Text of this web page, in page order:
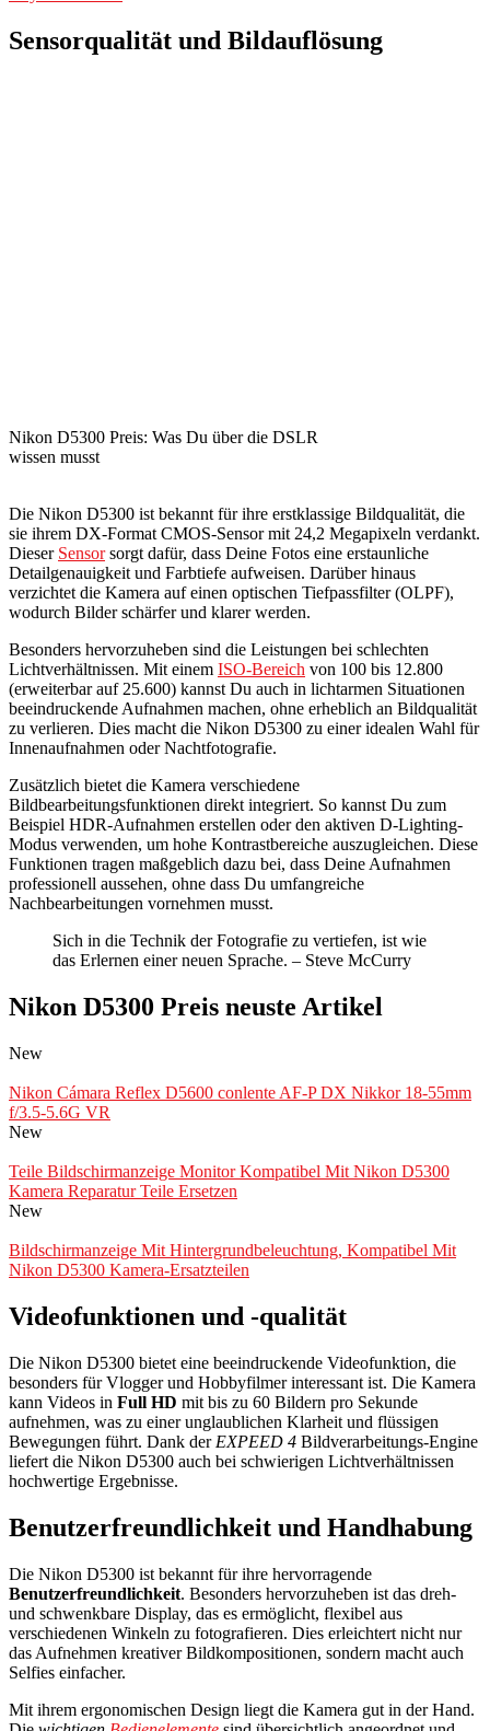
Sensorqualität und Bildauflösung
Nikon D5300 Preis: Was Du über die DSLR
wissen musst
Die Nikon D5300 ist bekannt für ihre erstklassige Bildqualität, die
sie ihrem DX-Format CMOS-Sensor mit 24,2 Megapixeln verdankt.
Dieser Sensorsorgt dafür, dass Deine Fotos eine erstaunliche
Detailgenauigkeit und Farbtiefe aufweisen. Darüber hinaus
verzichtet die Kamera auf einen optischen Tiefpassfilter (OLPF),
wodurch Bilder schärfer und klarer werden.
Besonders hervorzuheben sind die Leistungen bei schlechten
Lichtverhältnissen. Mit einem ISO-Bereich von 100 bis 12.800
(erweiterbar auf 25.600) kannst Du auch in lichtarmen Situationen
beeindruckende Aufnahmen machen, ohne erheblich an Bildqualität
zu verlieren. Dies macht die Nikon D5300 zu einer idealen Wahl für
Innenaufnahmen oder Nachtfotografie.
Zusätzlich bietet die Kamera verschiedene
Bildbearbeitungsfunktionen direkt integriert. So kannst Du zum
Beispiel HDR-Aufnahmen erstellen oder den aktiven D-Lighting-
Modus verwenden, um hohe Kontrastbereiche auszugleichen. Diese
Funktionen tragen maßgeblich dazu bei, dass Deine Aufnahmen
professionell aussehen, ohne dass Du umfangreiche
Nachbearbeitungen vornehmen musst.
Sich in die Technik der Fotografie zu vertiefen, ist wie
das Erlernen einer neuen Sprache. – Steve McCurry
Nikon D5300 Preis neuste Artikel
New
Nikon Cámara Reflex D5600 conlente AF-P DX Nikkor 18-55mm
f/3.5-5.6G VR
New
Teile Bildschirmanzeige Monitor Kompatibel Mit Nikon D5300
Kamera Reparatur Teile Ersetzen
New
Bildschirmanzeige Mit Hintergrundbeleuchtung, Kompatibel Mit
Nikon D5300 Kamera-Ersatzteilen
Videofunktionen und -qualität
Die Nikon D5300 bietet eine beeindruckende Videofunktion, die
besonders für Vlogger und Hobbyfilmer interessant ist. Die Kamera
kann Videos in Full HD mit bis zu 60 Bildern pro Sekunde
aufnehmen, was zu einer unglaublichen Klarheit und flüssigen
Bewegungen führt. Dank der EXPEED 4 Bildverarbeitungs-Engine
liefert die Nikon D5300 auch bei schwierigen Lichtverhältnissen
hochwertige Ergebnisse.
Benutzerfreundlichkeit und Handhabung
Die Nikon D5300 ist bekannt für ihre hervorragende
Benutzerfreundlichkeit. Besonders hervorzuheben ist das dreh-
und schwenkbare Display, das es ermöglicht, flexibel aus
verschiedenen Winkeln zu fotografieren. Dies erleichtert nicht nur
das Aufnehmen kreativer Bildkompositionen, sondern macht auch
Selfies einfacher.
Mit ihrem ergonomischen Design liegt die Kamera gut in der Hand.